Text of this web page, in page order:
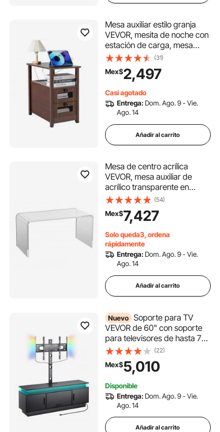
Mesa auxiliar estilo granja
VEVOR, mesita de noche con
estación de carga, mesa
auxiliar de 4 niveles con
armario de almacenamiento
y 2 cajones, mesa auxiliar
ideal para salón y dormitorio,
color marrón
(31)
Mex$2,497
Casi agotado
Entrega: Dom. Ago. 9 - Vie.
Ago. 14
Añadir al carrito
Mesa de centro acrílica
VEVOR, mesa auxiliar de
acrílico transparente en
forma de C, 41 cm de alto,
ideal para café, bebidas,
comida y aperitivos en salas
(54)
Mex$7,427
Solo queda3, ordena
rápidamente
Entrega: Dom. Ago. 9 - Vie.
Ago. 14
Añadir al carrito
Nuevo Soporte para TV
VEVOR de 60" con soporte
para televisores de hasta 75",
centro de entretenimiento
con toma de corriente y luces
LED, consola de TV de altura
gabinetes de
almacenamiento de 3 niveles
para dormitorio y sala de
estar.
(22)
Mex$5,010
Disponible
Entrega: Dom. Ago. 9 - Vie.
Ago. 14
Añadir al carrito